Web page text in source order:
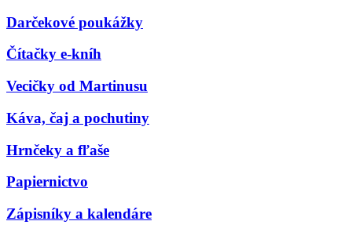
Darčekové poukážky
Čítačky e-kníh
Vecičky od Martinusu
Káva, čaj a pochutiny
Hrnčeky a fľaše
Papiernictvo
Zápisníky a kalendáre